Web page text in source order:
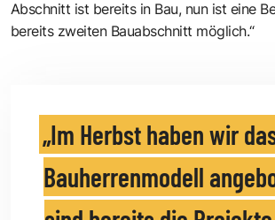
Abschnitt ist bereits in Bau, nun ist eine
bereits ­zweiten Bauabschnitt möglich.“
Im Herbst haben wir
Bau­herrenmodell